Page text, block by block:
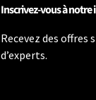
Inscrivez-vous à
Recevez des offres
d’experts.